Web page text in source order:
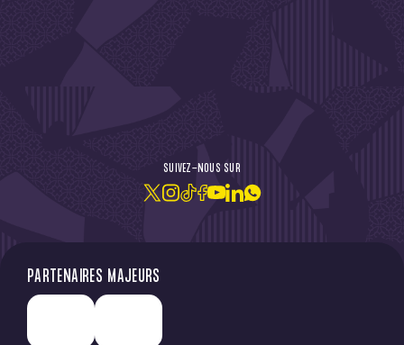
JE M'ABONNE À LA NEWSLETTER
SUIVEZ-NOUS SUR
PARTENAIRES MAJEURS